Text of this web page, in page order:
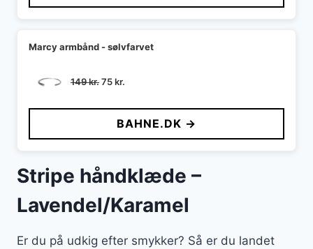
Marcy armbånd - sølvfarvet
149kr.Den
pris
149 kr..
75kr.
pris
er:
75 kr..
BAHNE.DK →
Stripe håndklæde –
Lavendel/Karamel
Er du på udkig efter smykker? Så er du landet